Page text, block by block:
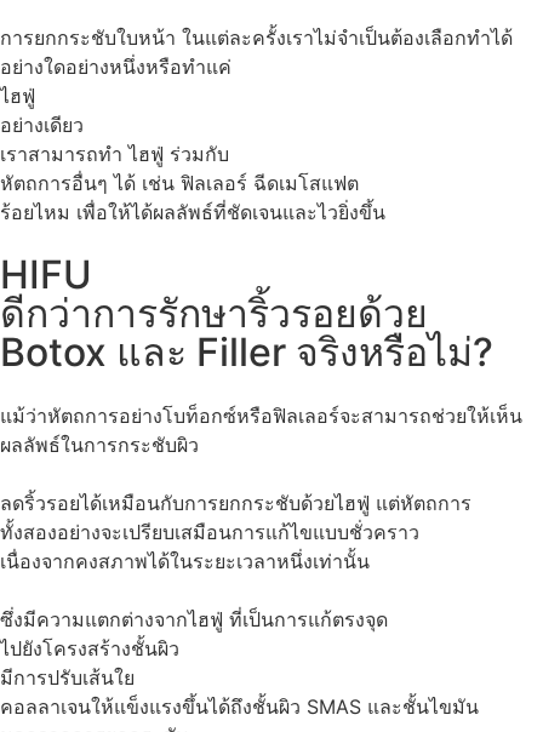
การยกกระชับใบหน้า ในแต่ละครั้งเราไม่จำเป็นต้องเลือกทำได้
อย่างใดอย่างหนึ่งหรือทำแค่
ไฮฟู่
อย่างเดียว
เราสามารถทำ ไฮฟู่ ร่วมกับ
หัตถการอื่นๆ ได้ เช่น ฟิลเลอร์ ฉีดเมโสแฟต
ร้อยไหม เพื่อให้ได้ผลลัพธ์ที่ชัดเจนและไวยิ่งขึ้น
HIFU
ดีกว่าการรักษาริ้วรอยด้วย
Botox และ Filler จริงหรือไม่?
แม้ว่าหัตถการอย่างโบท็อกซ์หรือฟิลเลอร์จะสามารถช่วยให้เห็น
ผลลัพธ์ในการกระชับผิว
ลดริ้วรอยได้เหมือนกับการยกกระชับด้วยไฮฟู่ แต่หัตถการ
ทั้งสองอย่างจะเปรียบเสมือนการแก้ไขแบบชั่วคราว
เนื่องจากคงสภาพได้ในระยะเวลาหนึ่งเท่านั้น
ซึ่งมีความแตกต่างจากไฮฟู่ ที่เป็นการแก้ตรงจุด
ไปยังโครงสร้างชั้นผิว
มีการปรับเส้นใย
คอลลาเจนให้แข็งแรงขึ้นได้ถึงชั้นผิว SMAS และชั้นไขมัน